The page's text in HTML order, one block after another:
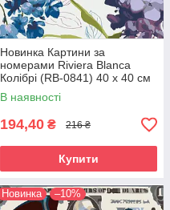
Новинка Картини за
номерами Riviera Blanca
Колібрі (RB-0841) 40 х 40 см
В наявності
194,40 ₴ 216 ₴
Купити
Новинка –10%